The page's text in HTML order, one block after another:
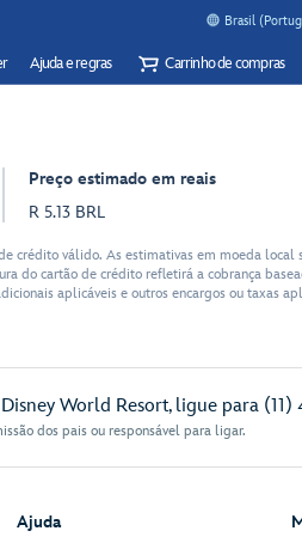
Brasil
Ajuda e regras Carrinho de compras
Preço estimado em reais
R 5.13 BRL
crédito válido. As estimativas em moeda
do cartão de crédito refletirá a cobrança
aplicáveis e outros encargos ou taxas
World Resort, ligue para (11)
dos pais ou responsável para ligar.
Ajuda